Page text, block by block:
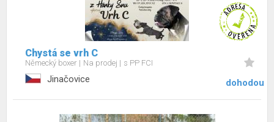
Chystá se vrh C
Německý boxer Na prodej s PP FCI
Jinačovice dohodou